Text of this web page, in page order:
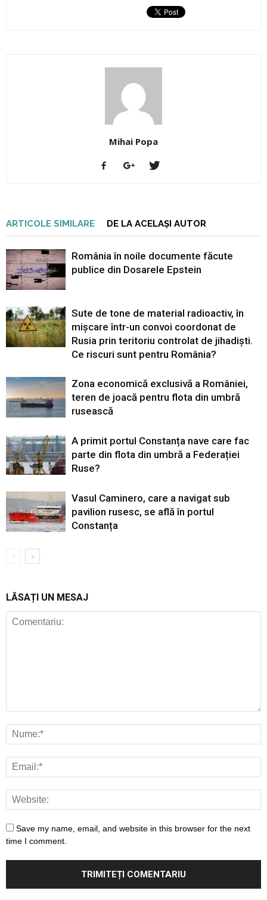
Mihai Popa
ARTICOLE SIMILARE DE LA ACELAȘI AUTOR
România în noile documente făcute
publice din Dosarele Epstein
Sute de tone de material radioactiv, în
mișcare într-un convoi coordonat de
Rusia prin teritoriu controlat de jihadiști.
Ce riscuri sunt pentru România?
Zona economică exclusivă a României,
teren de joacă pentru flota din umbră
rusească
A primit portul Constanța nave care fac
parte din flota din umbră a Federației
Ruse?
Vasul Caminero, care a navigat sub
pavilion rusesc, se află în portul
Constanța
LĂSAȚI UN MESAJ
Save my name, email, and website in this browser for the next
time I comment.